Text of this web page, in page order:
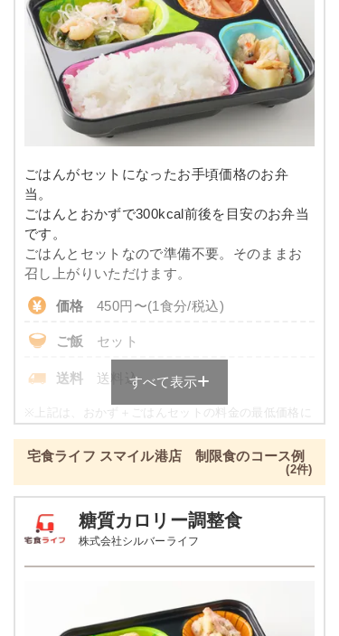
※メニューの補足
-
豆腐ハンバーグの甘酢あんかけ
こんにゃくと春菊の甘辛煮
カニ風味サラダ
竹輪と野菜の胡麻よごし
栄養素
-
※メニューの補足
-
※ その他備考
メニューは日替わりです（メニューは一例です）
塩分 -
タンパク質
脂質 -
糖質 -
カリウム
コレステロール
彩り旬菜のメニュー例
サバの味噌だれがけ
ほうれん草のベーコン和え
豆腐の柚子あんかけ
栄養素
-
※メニューの補足
-
豆腐おろしハンバーグ
彩りごまサラダ
ごはんがセットになったお手頃価格のお弁
当。
ごはんとおかずで300kcal前後を目安のお弁当
です。
ごはんとセットなので準備不要。そのままお
召し上がりいただけます。
価格 450円〜(1食分/税込)
ご飯 セット
送料 送料込
※
上記は、おかず＋ごはんセットの料金の最低価格に
彩り旬菜プラスの栄養素例
品数 2～3品
カロリー 329kcal
タンパク質 12.1g
すべて表示
宅食ライフ スマイル港店 制限食のコース例
(2件)
糖質カロリー調整食
株式会社シルバーライフ